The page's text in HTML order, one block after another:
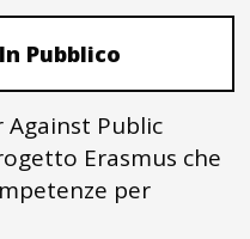
Pubblico
Against Public
Erasmus che
per